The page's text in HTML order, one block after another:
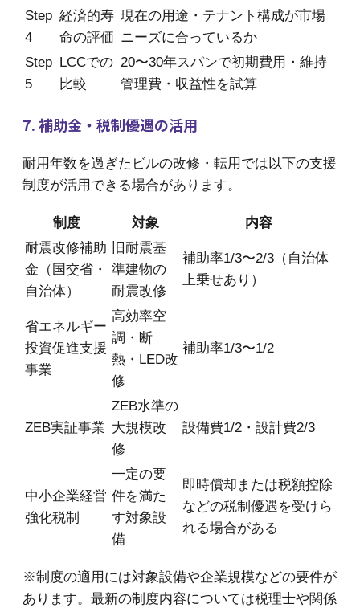
Step
4
経済的寿
命の評価
現在の用途・テナント構成が市場
ニーズに合っているか
Step
5
LCCでの
比較
20〜30年スパンで初期費用・維持
管理費・収益性を試算
7. 補助金・税制優遇の活用
耐用年数を過ぎたビルの改修・転用では以下の支援
制度が活用できる場合があります。
制度 対象
内容
耐震改修補助
金（国交省・
自治体）
旧耐震基
準建物の
耐震改修
補助率1/3〜2/3（自治体
上乗せあり）
省エネルギー
投資促進支援
事業
高効率空
調・断
熱・LED改
修
補助率1/3〜1/2
ZEB実証事業
ZEB水準の
大規模改
修
設備費1/2・設計費2/3
中小企業経営
強化税制
一定の要
件を満た
す対象設
備
即時償却または税額控除
などの税制優遇を受けら
れる場合がある
※制度の適用には対象設備や企業規模などの要件が
あります。最新の制度内容については税理士や関係